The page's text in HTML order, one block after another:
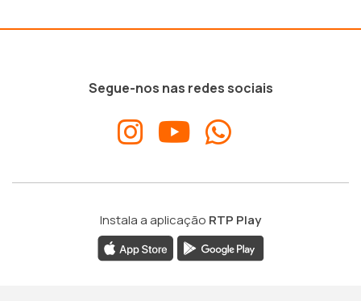
Segue-nos nas redes sociais
Instala a aplicação RTP Play